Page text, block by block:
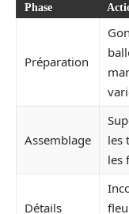
Phase
Préparation
Assemblage
les
les
Détails